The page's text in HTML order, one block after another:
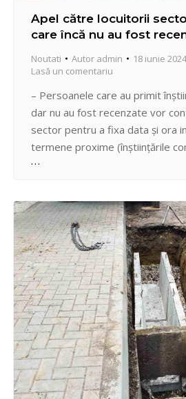
Apel către locuitorii
care încă nu au fost
Noutati Autor admin
18 iunie 2024
Lasă un comentariu
– Persoanele care au primit
dar nu au fost recenzate vor
sector pentru a fixa data și ora
termene proxime (înștiințările
numele/prenumele și telefonul
contactele recenzorului
recensământ, pot stabili